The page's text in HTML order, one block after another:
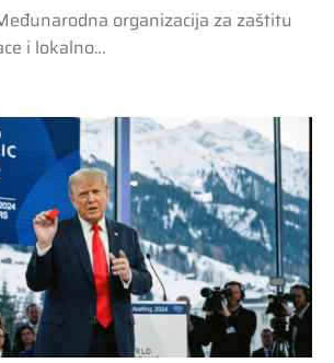
organizacija za zaštitu
i lokalno…